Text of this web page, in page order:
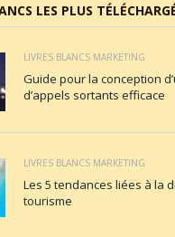
LES PLUS
LIVRES BLANCS MARKETING
Guide pour la conception
d’appels sortants efficace
LIVRES BLANCS MARKETING
Les 5 tendances liées à la
tourisme